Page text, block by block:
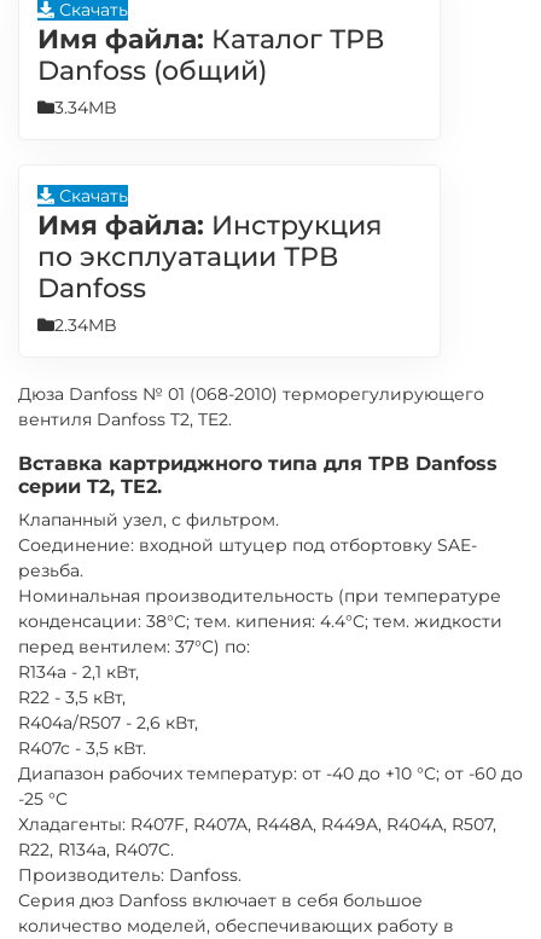
Скачать
Имя файла: Каталог ТРВ
Danfoss (общий)
3.34MB
Скачать
Имя файла: Инструкция
по эксплуатации ТРВ
Danfoss
2.34MB
Дюза Danfoss № 01 (068-2010) терморегулирующего
вентиля Danfoss T2, TE2.
Вставка картриджного типа для ТРВ Danfoss
серии T2, TE2.
Клапанный узел, с фильтром.
Соединение: входной штуцер под отбортовку SAE-
резьба.
Номинальная производительность (при температуре
конденсации: 38°C; тем. кипения: 4.4°C; тем. жидкости
перед вентилем: 37°C) по:
R134a - 2,1 кВт,
R22 - 3,5 кВт,
R404a/R507 - 2,6 кВт,
R407c - 3,5 кВт.
Диапазон рабочих температур: от -40 до +10 °C; от -60 до
-25 °C
Хладагенты: R407F, R407A, R448A, R449A, R404A, R507,
R22, R134a, R407C.
Производитель: Danfoss.
Серия дюз Danfoss включает в себя большое
количество моделей, обеспечивающих работу в